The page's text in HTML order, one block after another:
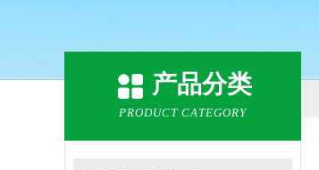
产品分类
PRODUCT CATEGORY